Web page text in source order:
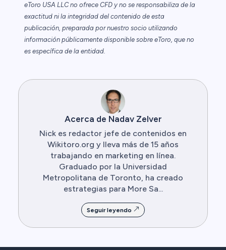
eToro USA LLC no ofrece CFD y no se responsabiliza de la
exactitud ni la integridad del contenido de esta
publicación, preparada por nuestro socio utilizando
información públicamente disponible sobre eToro, que no
es específica de la entidad.
Acerca de Nadav Zelver
Nick es redactor jefe de contenidos en
Wikitoro.org y lleva más de 15 años
trabajando en marketing en línea.
Graduado por la Universidad
Metropolitana de Toronto, ha creado
estrategias para More Sa...
Seguir leyendo